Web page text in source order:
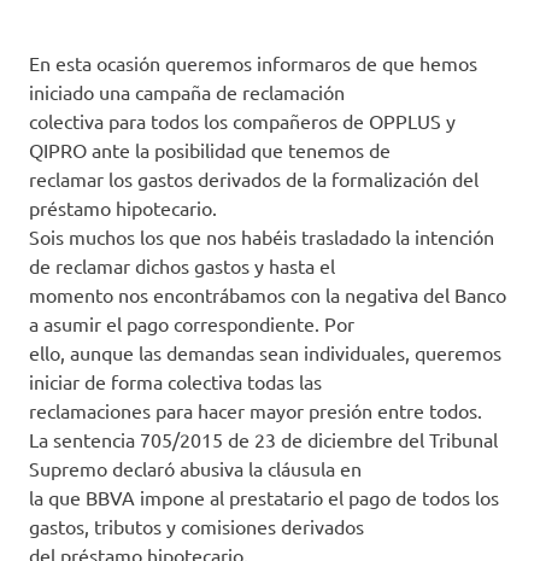
En esta ocasión queremos informaros de que hemos
iniciado una campaña de reclamación
colectiva para todos los compañeros de OPPLUS y
QIPRO ante la posibilidad que tenemos de
reclamar los gastos derivados de la formalización del
préstamo hipotecario.
Sois muchos los que nos habéis trasladado la intención
de reclamar dichos gastos y hasta el
momento nos encontrábamos con la negativa del Banco
a asumir el pago correspondiente. Por
ello, aunque las demandas sean individuales, queremos
iniciar de forma colectiva todas las
reclamaciones para hacer mayor presión entre todos.
La sentencia 705/2015 de 23 de diciembre del Tribunal
Supremo declaró abusiva la cláusula en
la que BBVA impone al prestatario el pago de todos los
gastos, tributos y comisiones derivados
del préstamo hipotecario.